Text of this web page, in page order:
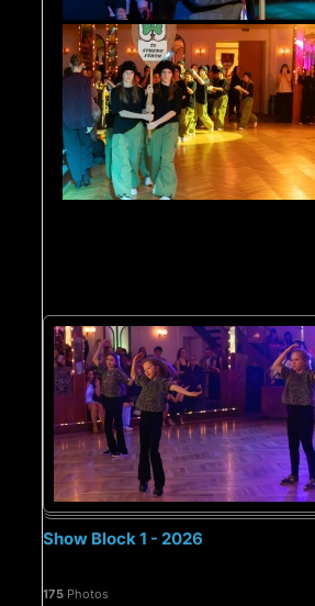
Show Block 1 - 2026
175 Photos